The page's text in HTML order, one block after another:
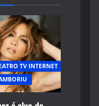
TV INTERNET